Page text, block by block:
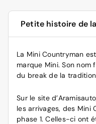
Petite histoire de
La Mini Countryman
marque Mini. Son nom
du break de la
Sur le site
les arrivages, des Mini
phase 1. Celles-ci ont